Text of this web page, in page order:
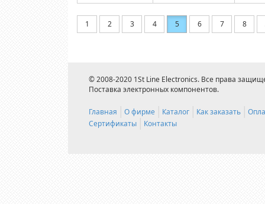
1 2 3 4 5 6 7 8
© 2008-2020 1St Line Electronics. Все права
Поставка электронных компонентов.
Главная О фирме Каталог Как заказать
Сертификаты
Контакты